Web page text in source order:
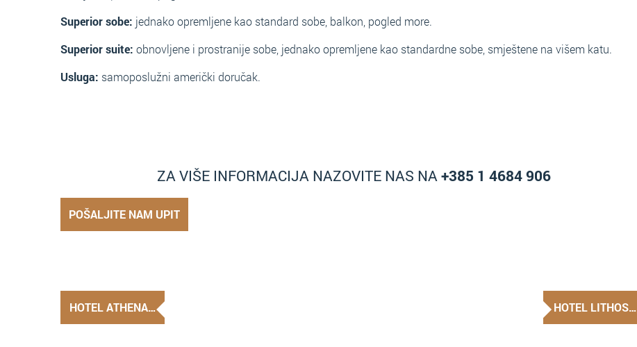
Superior sobe: jednako opremljene kao standard sobe, balkon, pogled more.
Superior suite: obnovljene i prostranije sobe, jednako opremljene kao standardne sobe, smještene na višem katu.
Usluga: samoposlužni američki doručak.
ZA VIŠE INFORMACIJA NAZOVITE NAS NA+385 1 4684 906
POŠALJITE NAM UPIT
HOTEL ATHENA… HOTEL LITHOS…